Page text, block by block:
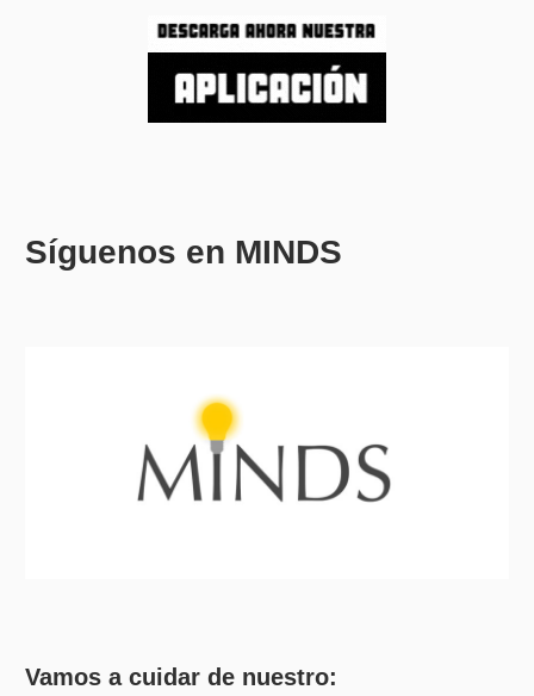
Síguenos en MINDS
Vamos a cuidar de nuestro: